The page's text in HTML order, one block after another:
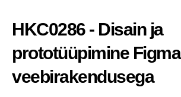
HKC0286 - Disain ja
prototüüpimine Figma
veebirakendusega